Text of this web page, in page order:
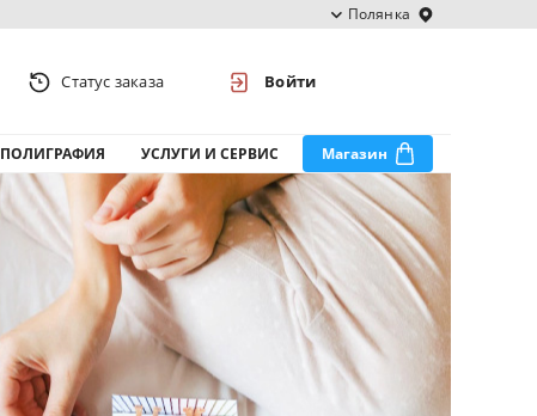
Полянка
Статус заказа Войти
ПОЛИГРАФИЯ УСЛУГИ И СЕРВИС Магазин